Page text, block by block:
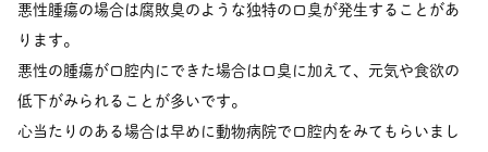
悪性腫瘍の場合は腐敗臭のような独特の口臭が発生することがあ
ります。
悪性の腫瘍が口腔内にできた場合は口臭に加えて、元気や食欲の
低下がみられることが多いです。
心当たりのある場合は早めに動物病院で口腔内をみてもらいまし